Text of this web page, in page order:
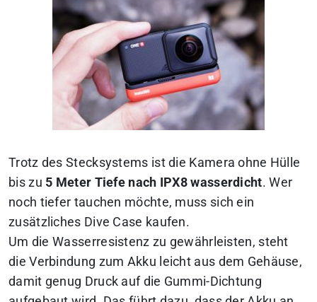
Trotz des Stecksystems ist die Kamera ohne Hülle
bis zu 5 Meter Tiefe nach IPX8 wasserdicht. Wer
noch tiefer tauchen möchte, muss sich ein
zusätzliches Dive Case kaufen.
Um die Wasserresistenz zu gewährleisten, steht
die Verbindung zum Akku leicht aus dem Gehäuse,
damit genug Druck auf die Gummi-Dichtung